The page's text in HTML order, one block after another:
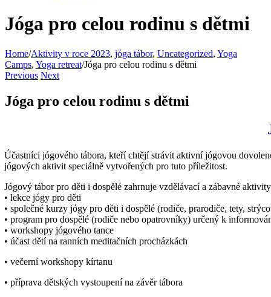
Jóga pro celou rodinu s dětmi
Home/Aktivity v roce 2023, jóga tábor, Uncategorized, Yoga
Camps, Yoga retreat/Jóga pro celou rodinu s dětmi
Previous Next
Jóga pro celou rodinu s dětmi
Účastníci jógového tábora, kteří chtějí strávit aktivní jógovou
jógových aktivit speciálně vytvořených pro tuto příležitost.
Jógový tábor pro děti i dospělé zahrnuje vzdělávací a zábavné
• lekce jógy pro děti
• společné kurzy jógy pro děti i dospělé (rodiče, prarodiče, tety,
• program pro dospělé (rodiče nebo opatrovníky) určený k
• workshopy jógového tance
• účast dětí na ranních meditačních procházkách
• večerní workshopy kírtanu
• příprava dětských vystoupení na závěr tábora